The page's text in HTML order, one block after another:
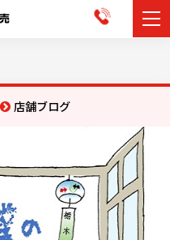
展示車・試乗車
お知らせ
イベント・キャンペーン
店舗ブログ